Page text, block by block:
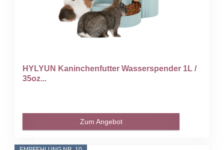
HYLYUN Kaninchenfutter Wasserspender 1L /
35oz...
Zum Angebot